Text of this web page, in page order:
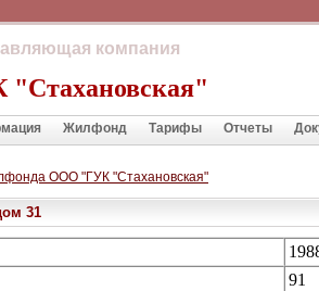
компания
Жилфонд Тарифы Отчеты
ООО "ГУК "Стахановская"
31
91